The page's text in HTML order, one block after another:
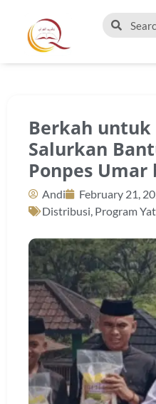
Berkah untuk
Salurkan
Ponpes
Andi February 21,
Distribusi, Program